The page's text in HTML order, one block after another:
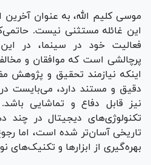
موسی کلیم الله، به عنوان آخرین
این غائله مستثنی نیست.
فعالیت خود در سینما، در
پرچالشی است که موافقان و
اینکه نیازمند تحقیق و پژوهش
دقیق و مستند دارد، می‌بایست
نیز قابل دفاع و تماشایی
تکنولوژی‌های دیجیتال در چند
تاریخی آسان‌تر شده است، اما
بهره‌گیری از ابزارها و تکنیک‌های